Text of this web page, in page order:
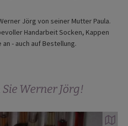
Jörg von seiner Mutter Paula.
Handarbeit Socken, Kappen
an - auch auf Bestellung.
Werner Jörg!